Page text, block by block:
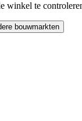
winkel te
bouwmarkten